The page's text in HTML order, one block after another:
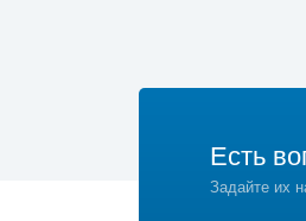
Есть
Задайте их